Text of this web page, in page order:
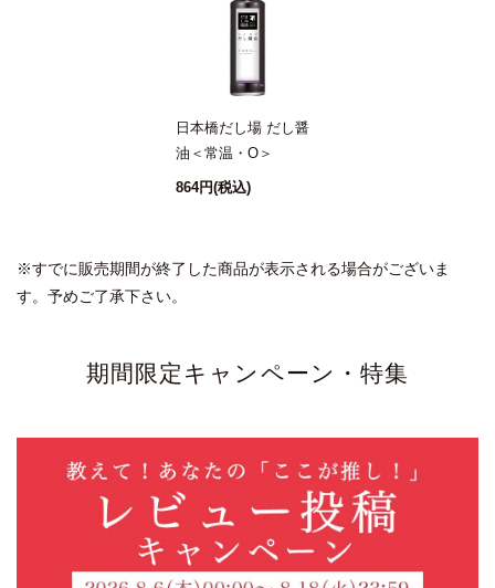
日本橋だし場 だし醤
油＜常温・O＞
864円(税込)
※すでに販売期間が終了した商品が表示される場合がございま
す。予めご了承下さい。
期間限定キャンペーン・特集